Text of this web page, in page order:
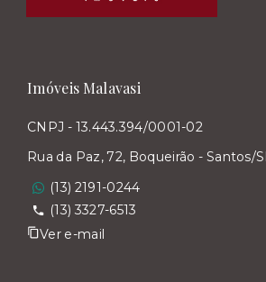
Imóveis Malavasi
CNPJ - 13.443.394/0001-02
Rua da Paz, 72, Boqueirão - Santos/
(13) 2191-0244
(13) 3327-6513
Ver e-mail